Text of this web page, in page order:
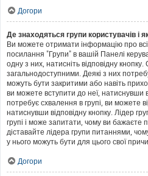
Догори
Де знаходяться групи користувачів і
Ви можете отримати інформацію про
посилання "Групи" в вашій Панелі
одну з них, натисніть відповідну кнопку.
загальнодоступними. Деякі з них
можуть бути закритими або навіть
ви можете вступити до неї, натиснувши
потребує схвалення в групі, ви можете
натиснувши відповідну кнопку. Лідер
групі і може запитати, чому ви бажаєте
діставайте лідера групи питаннями,
у нього можуть бути для цього свої
Догори